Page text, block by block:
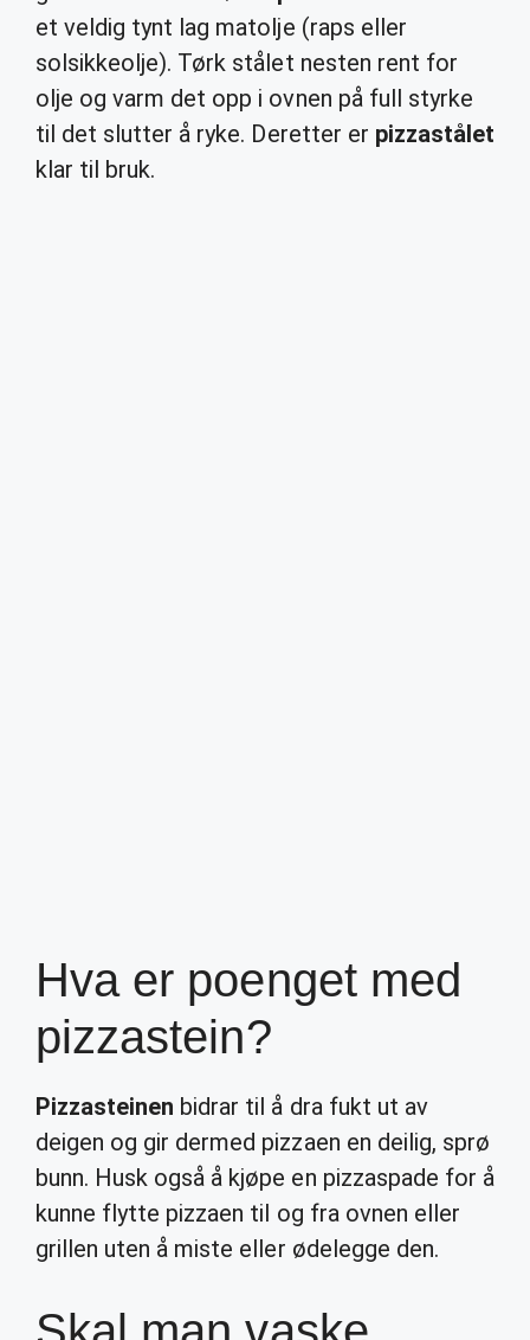
et veldig tynt lag matolje (raps eller
solsikkeolje). Tørk stålet nesten rent for
olje og varm det opp i ovnen på full styrke
til det slutter å ryke. Deretter er pizzastålet
klar til bruk.
Hva er poenget med
pizzastein?
Pizzasteinen bidrar til å dra fukt ut av
deigen og gir dermed pizzaen en deilig, sprø
bunn. Husk også å kjøpe en pizzaspade for å
kunne flytte pizzaen til og fra ovnen eller
grillen uten å miste eller ødelegge den.